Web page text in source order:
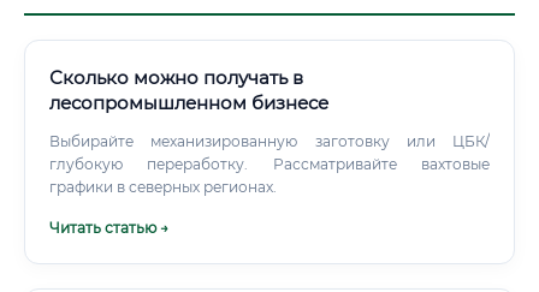
Сколько можно получать в
лесопромышленном бизнесе
Выбирайте механизированную заготовку или ЦБК/
глубокую переработку. Рассматривайте вахтовые
графики в северных регионах.
Читать статью →